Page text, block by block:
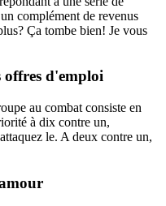
complément de revenus
Ça tombe bien! Je vous
offres d'emploi
au combat consiste en
à dix contre un,
le. A deux contre un,